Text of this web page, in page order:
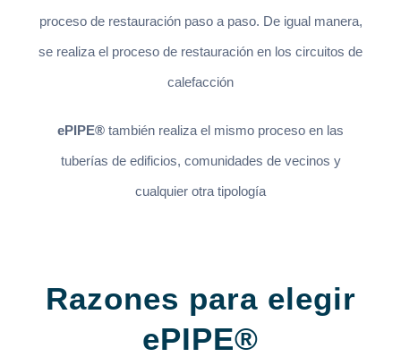
proceso de restauración paso a paso. De igual manera,
se realiza el proceso de restauración en los circuitos de
calefacción
ePIPE® también realiza el mismo proceso en las
tuberías de edificios, comunidades de vecinos y
cualquier otra tipología
Razones para elegir
ePIPE®